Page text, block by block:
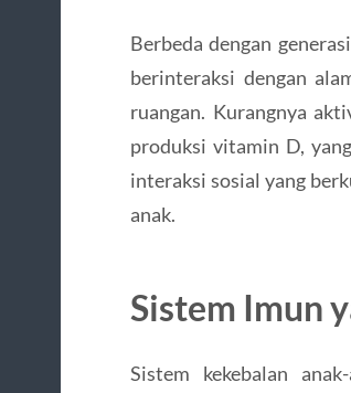
Berbeda dengan
berinteraksi dengan
ruangan. Kurangnya
produksi vitamin D,
interaksi sosial yang
anak.
Sistem Imun
Sistem kekebalan